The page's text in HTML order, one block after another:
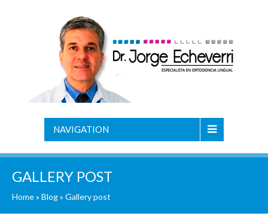
NAVIGATION
GALLERY POST
Home» Blog» Gallery post